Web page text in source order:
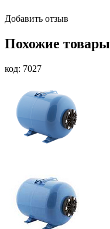
Добавить отзыв
Похожие товары
код: 7027